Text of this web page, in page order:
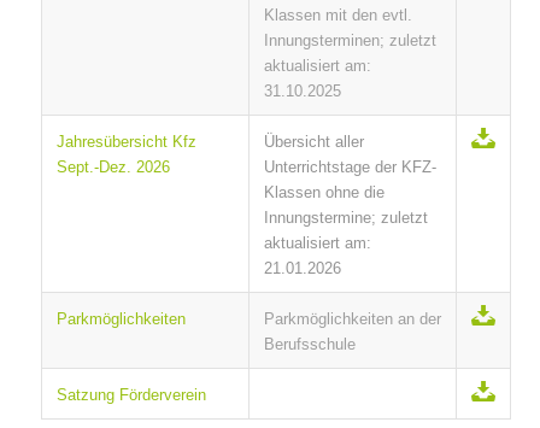
Klassen mit den evtl.
Innungsterminen; zuletzt
aktualisiert am:
31.10.2025
Jahresübersicht Kfz
Sept.-Dez. 2026
Übersicht aller
Unterrichtstage der KFZ-
Klassen ohne die
Innungstermine; zuletzt
aktualisiert am:
21.01.2026
Parkmöglichkeiten
Parkmöglichkeiten an der
Berufsschule
Satzung Förderverein